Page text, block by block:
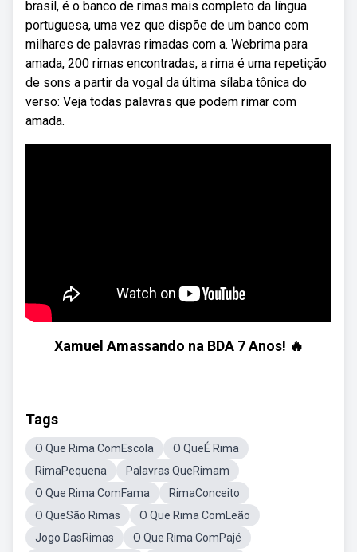
brasil, é o banco de rimas mais completo da língua
portuguesa, uma vez que dispõe de um banco com
milhares de palavras rimadas com a. Webrima para
amada, 200 rimas encontradas, a rima é uma repetição
de sons a partir da vogal da última sílaba tônica do
verso: Veja todas palavras que podem rimar com
amada.
Xamuel Amassando na BDA 7 Anos! 🔥
Tags
O Que Rima ComEscola
O QueÉ Rima
RimaPequena
Palavras QueRimam
O Que Rima ComFama
RimaConceito
O QueSão Rimas
O Que Rima ComLeão
Jogo DasRimas
O Que Rima ComPajé